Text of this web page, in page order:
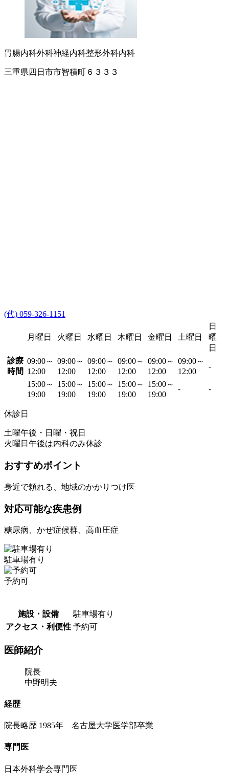
胃腸内科外科神経内科整形外科内科
三重県四日市市智積町６３３３
(代) 059-326-1151
月曜日 火曜日 水曜日 木曜日 金曜日 土曜日
日
曜
日
診療
時間
09:00～
12:00
09:00～
12:00
09:00～
12:00
09:00～
12:00
09:00～
12:00
09:00～
12:00
-
15:00～
19:00
15:00～
19:00
15:00～
19:00
15:00～
19:00
15:00～
19:00
- -
休診日
土曜午後・日曜・祝日
火曜日午後は内科のみ休診
おすすめポイント
身近で頼れる、地域のかかりつけ医
対応可能な疾患例
糖尿病、かぜ症候群、高血圧症
駐車場有り
予約可
施設・設備
駐車場有り
アクセス・利便性 予約可
医師紹介
院長
中野明夫
経歴
院長略歴 1985年 名古屋大学医学部卒業
専門医
日本外科学会専門医